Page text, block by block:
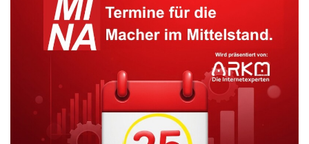
Agenturdienste übernehmen. Zugleich wird sie die
Weiterentwicklung der Agenturdienste konzeptionell begleiten.
Hilke Segbers, bisher Leiterin der Produktentwicklung der
Agentur und Geschäftsführerin der dpa-Tochterfirma gms Global
Media Services, ist künftig als Chefin New Business für
individuelle Dienstleistungen der Agentur zuständig. Außerdem
wird sie bestehende Angebote weiterentwickeln und neue